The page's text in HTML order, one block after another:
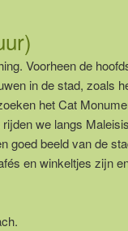
Voorheen de
in de stad, zoals
het Cat
we langs
goed beeld van de
en winkeltjes zijn